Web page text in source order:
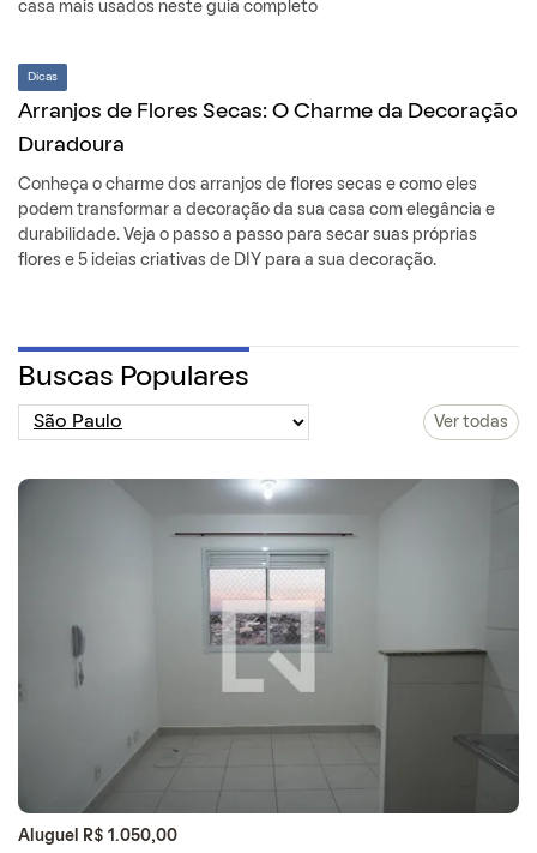
casa mais usados neste guia completo
Dicas
Arranjos de Flores Secas: O Charme da Decoração
Duradoura
Conheça o charme dos arranjos de flores secas e como eles
podem transformar a decoração da sua casa com elegância e
durabilidade. Veja o passo a passo para secar suas próprias
flores e 5 ideias criativas de DIY para a sua decoração.
Buscas Populares
Ver todas
Aluguel R$ 1.050,00